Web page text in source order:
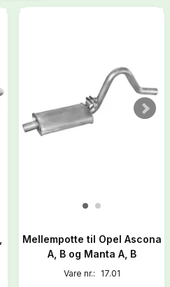
Mellempotte til Opel Ascona
A, B og Manta A, B
Vare nr.: 17.01